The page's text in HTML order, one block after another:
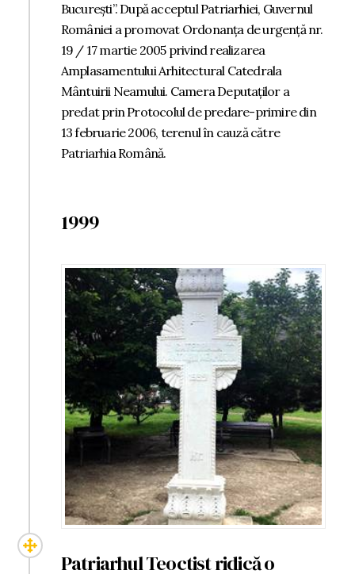
București”. După acceptul Patriarhiei, Guvernul
României a promovat Ordonanța de urgență nr.
19 / 17 martie 2005 privind realizarea
Amplasamentului Arhitectural Catedrala
Mântuirii Neamului. Camera Deputaților a
predat prin Protocolul de predare-primire din
13 februarie 2006, terenul în cauză către
Patriarhia Română.
1999
Patriarhul Teoctist ridică o